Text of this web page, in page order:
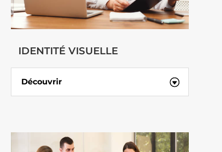
IDENTITÉ VISUELLE
Découvrir